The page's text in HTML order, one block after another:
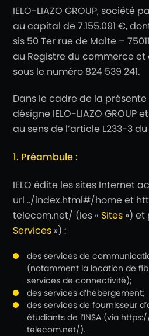
IELO-LIAZO GROUP, société
au capital de 7.155.091 €,
sis 50 Ter rue de Malte –
au Registre du commerce et
sous le numéro 824 539 241.
Dans le cadre de la présente
désigne IELO-LIAZO GROUP
au sens de l’article L233-3
1. Préambule :
IELO édite les sites Internet
url ../index.html#/home et
telecom.net/ (les « Sites ») et
Services ») :
des services de
(notamment la location de
services de connectivité);
des services d’hébergement;
des services de fournisseur
étudiants de l’INSA (via
telecom.net/).